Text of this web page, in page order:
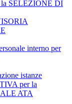
la SELEZIONE DI
interno per
istanze
per la
ATA